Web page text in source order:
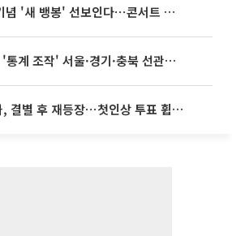
빅뱅, 20주년 기념 '새 뱅봉' 선보인다⋯콘서트 앞두고 팝업 개최
조작' 서울·경기·충북 선관위 등 추가 압수수색
‘나솔사계’ 국화, 결별 후 재등장⋯첫인상 투표 휩쓸고 ‘인기녀’ 등극